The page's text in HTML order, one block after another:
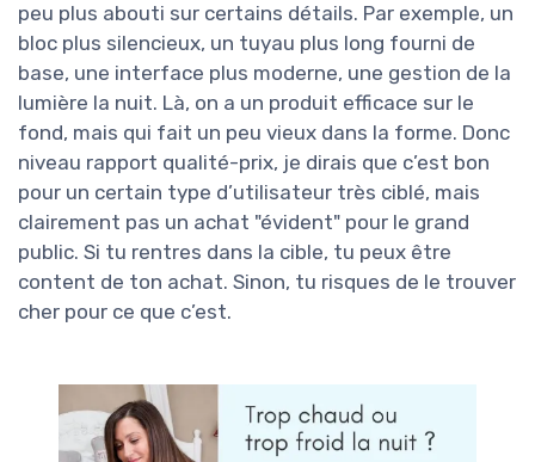
peu plus abouti sur certains détails. Par exemple, un
bloc plus silencieux, un tuyau plus long fourni de
base, une interface plus moderne, une gestion de la
lumière la nuit. Là, on a un produit efficace sur le
fond, mais qui fait un peu vieux dans la forme. Donc
niveau rapport qualité-prix, je dirais que c’est bon
pour un certain type d’utilisateur très ciblé, mais
clairement pas un achat "évident" pour le grand
public. Si tu rentres dans la cible, tu peux être
content de ton achat. Sinon, tu risques de le trouver
cher pour ce que c’est.